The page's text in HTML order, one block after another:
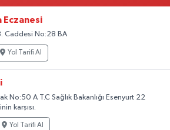
Eczanesi
Caddesi No:28 BA
Yol Tarifi Al
No:50 A T.C Sağlık Bakanlığı Esenyurt 22
karşısı.
Yol Tarifi Al